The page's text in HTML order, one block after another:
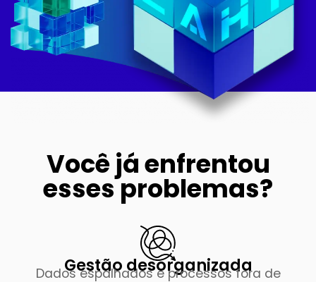
Você já enfrentou
esses problemas?
Gestão desorganizada
Dados espalhados e processos fora de